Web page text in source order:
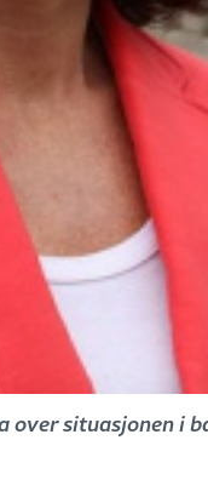
situasjonen i